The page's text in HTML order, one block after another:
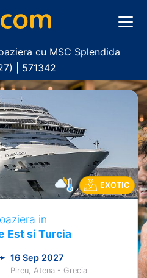
cu MSC Splendida
| 571342
EXOTIC
in
Est si Turcia
16 Sep 2027
Pireu, Atena - Grecia